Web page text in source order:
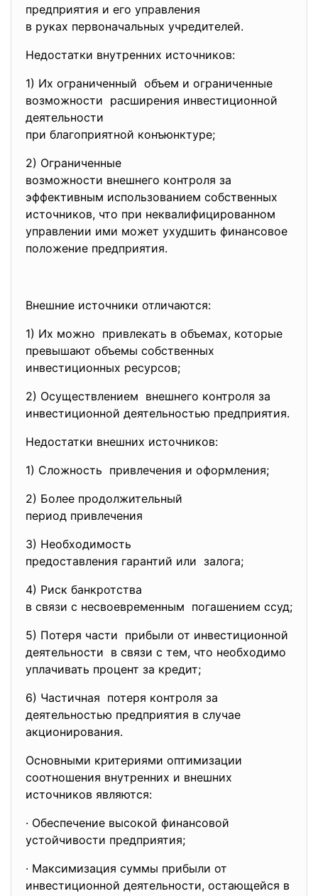
предприятия и его управления
в руках первоначальных учредителей.
Недостатки внутренних источников:
1) Их ограниченный объем и ограниченные
возможности расширения инвестиционной
деятельности
при благоприятной конъюнктуре;
2) Ограниченные
возможности внешнего контроля за
эффективным использованием собственных
источников, что при неквалифицированном
управлении ими может ухудшить финансовое
положение предприятия.
Внешние источники отличаются:
1) Их можно привлекать в объемах, которые
превышают объемы собственных
инвестиционных ресурсов;
2) Осуществлением внешнего контроля за
инвестиционной деятельностью предприятия.
Недостатки внешних источников:
1) Сложность привлечения и оформления;
2) Более продолжительный
период привлечения
3) Необходимость
предоставления гарантий или залога;
4) Риск банкротства
в связи с несвоевременным погашением ссуд;
5) Потеря части прибыли от инвестиционной
деятельности в связи с тем, что необходимо
уплачивать процент за кредит;
6) Частичная потеря контроля за
деятельностью предприятия в случае
акционирования.
Основными критериями оптимизации
соотношения внутренних и внешних
источников являются:
· Обеспечение высокой финансовой
устойчивости предприятия;
· Максимизация суммы прибыли от
инвестиционной деятельности, остающейся в